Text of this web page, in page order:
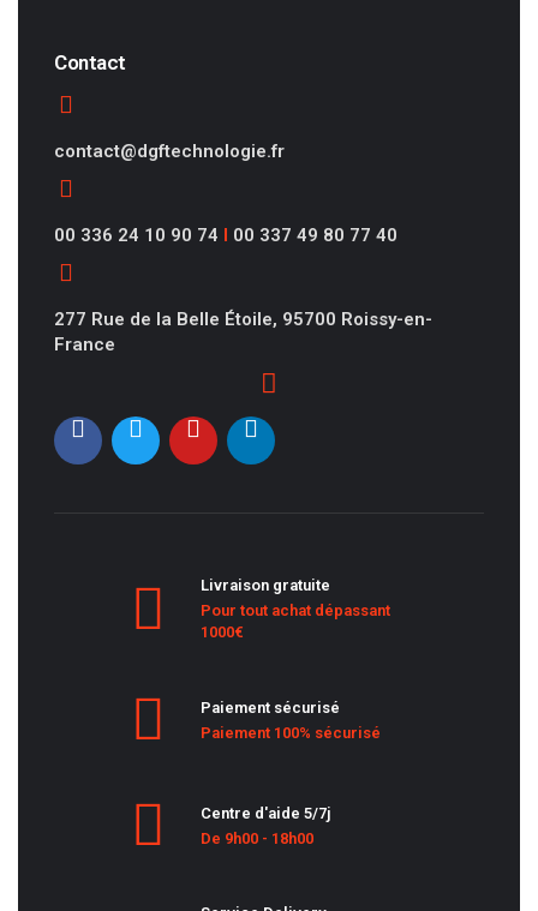
Contact
contact@dgftechnologie.fr
00 336 24 10 90 74 I 00 337 49 80 77 40
277 Rue de la Belle Étoile, 95700 Roissy-en-
France
Livraison gratuite
Pour tout achat dépassant
1000€
Paiement sécurisé
Paiement 100% sécurisé
Centre d'aide 5/7j
De 9h00 - 18h00